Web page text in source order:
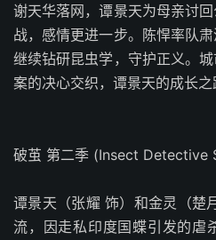
谢天华落网，谭景天为母亲讨
战，感情更进一步。陈悍率队
继续钻研昆虫学，守护正义。
案的决心交织，谭景天的成长之
破茧 第二季 (Insect Detective
谭景天（张耀 饰）和金灵（楚
流，因走私印度国蝶引发的虐